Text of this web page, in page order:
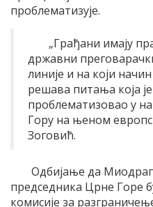
проблематизује.
„Грађани имају
државни
линије и на који
решава питања која
проблематизовао у
Гору на њеном
Зоговић.
Одбијање да
председника Црне Горе
комисије за